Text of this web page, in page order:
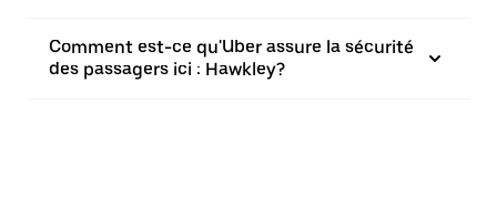
Comment est-ce qu'Uber assure la sécurité
des passagers ici : Hawkley?